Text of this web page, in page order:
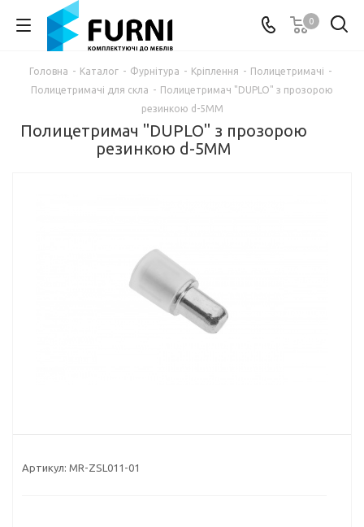
0
Головна - Каталог - Фурнітура - Кріплення - Полицетримачі -
Полицетримачі для скла - Полицетримач "DUPLO" з прозорою
резинкою d-5ММ
Полицетримач "DUPLO" з прозорою
резинкою d-5ММ
Артикул: MR-ZSL011-01